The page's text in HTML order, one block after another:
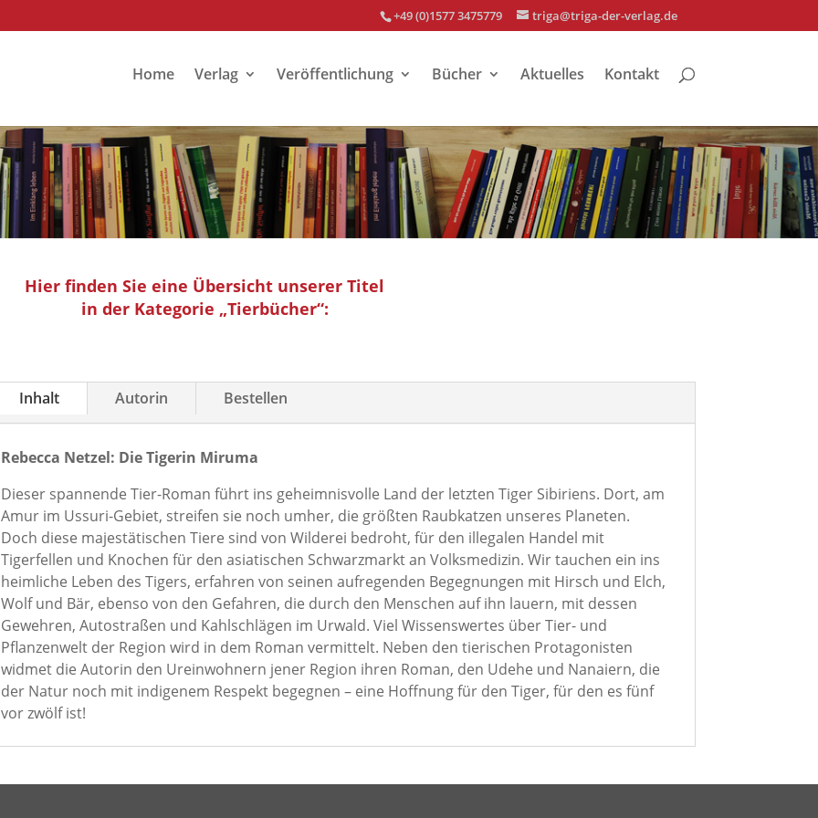
+49 (0)1577 3475779 triga@triga-der-verlag.de
Home Verlag Veröffentlichung Bücher Aktuelles Kontakt
Hier finden Sie eine Übersicht unserer Titel
in der Kategorie „Tierbücher“:
Inhalt Autorin Bestellen
Rebecca Netzel: Die Tigerin Miruma
Dieser spannende Tier-Roman führt ins geheimnisvolle Land der letzten Tiger Sibiriens. Dort, am
Amur im Ussuri-Gebiet, streifen sie noch umher, die größten Raubkatzen unseres Planeten.
Doch diese majestätischen Tiere sind von Wilderei bedroht, für den illegalen Handel mit
Tigerfellen und Knochen für den asiatischen Schwarzmarkt an Volksmedizin. Wir tauchen ein ins
heimliche Leben des Tigers, erfahren von seinen aufregenden Begegnungen mit Hirsch und Elch,
Wolf und Bär, ebenso von den Gefahren, die durch den Menschen auf ihn lauern, mit dessen
Gewehren, Autostraßen und Kahlschlägen im Urwald. Viel Wissenswertes über Tier- und
Pflanzenwelt der Region wird in dem Roman vermittelt. Neben den tierischen Protagonisten
widmet die Autorin den Ureinwohnern jener Region ihren Roman, den Udehe und Nanaiern, die
der Natur noch mit indigenem Respekt begegnen – eine Hoffnung für den Tiger, für den es fünf
vor zwölf ist!